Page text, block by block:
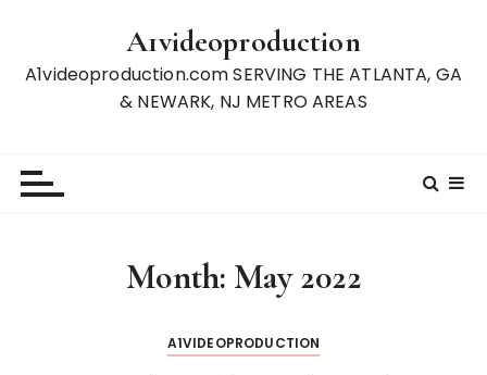
A1videoproduction
A1videoproduction.com SERVING THE ATLANTA, GA
& NEWARK, NJ METRO AREAS
Month: May 2022
A1VIDEOPRODUCTION